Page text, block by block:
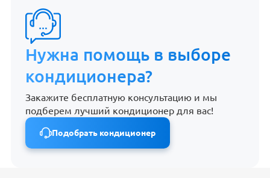
Нужна помощь в выборе
кондиционера?
Закажите бесплатную консультацию и мы
подберем лучший кондиционер для вас!
Подобрать кондиционер